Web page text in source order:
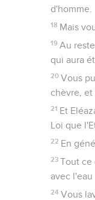
d'homme.
18 Mais
19 Au
qui aura
20 Vous
chèvre, et
21 Et
Loi que
22 En
23 Tout ce
avec l'eau
24 Vous